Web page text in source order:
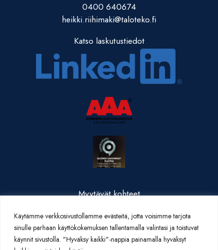
Käytämme verkkosivustollamme evästeitä, jotta voisimme tarjota
sinulle parhaan käyttökokemuksen tallentamalla valintasi ja toistuvat
käynnit sivustolla. "Hyväksy kaikki"-nappia painamalla hyväksyt
0400 640674
heikki.riihimaki@taloteko.fi
Katso laskutustiedot
Myytävät kohteet
Yritysesittely
Yhteystiedot
Artikkelit